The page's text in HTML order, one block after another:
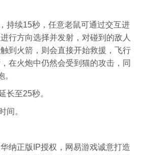
持续15秒，任意老鼠可通过交互进
行方向选择并发射，对碰到的敌人
到火箭，则会直接开始救援，飞行
在火炮中仍然会受到猫的攻击，同
长至25秒。
间。
纳正版IP授权，网易游戏诚意打造